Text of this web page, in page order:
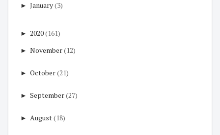
► January(3)
► 2020(161)
► November(12)
► October(21)
► September(27)
► August(18)